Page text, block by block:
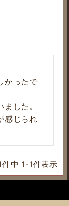
かったで
した。
感じられ
件中 1 -1件表示